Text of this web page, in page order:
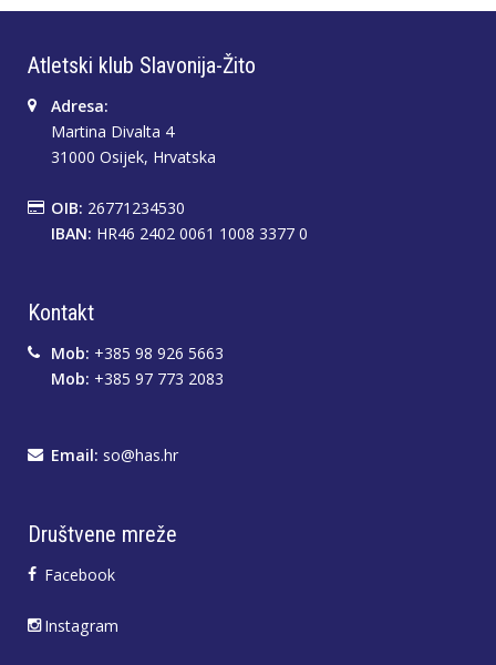
Atletski klub Slavonija-Žito
Adresa:
Martina Divalta 4
31000 Osijek, Hrvatska
OIB: 26771234530
IBAN: HR46 2402 0061 1008 3377 0
Kontakt
Mob: +385 98 926 5663
Mob: +385 97 773 2083
Email: so@has.hr
Društvene mreže
Facebook
Instagram